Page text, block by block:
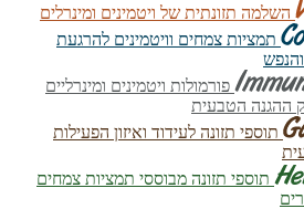
השלמה תזונתית של ויטמינים ומינרלים
תמציות צמחים וויטמינים להרגעת
פורמולות ויטמינים ומינרליים
ההגנה הטבעית
תוספי תזונה לעידוד ואיזון הפעילות
תוספי תזונה מבוססי תמציות צמחים